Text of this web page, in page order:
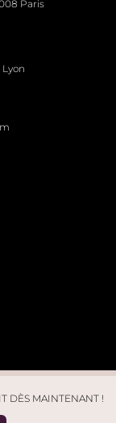
Paris
Lyon
Site créé par
DÈS MAINTENANT !